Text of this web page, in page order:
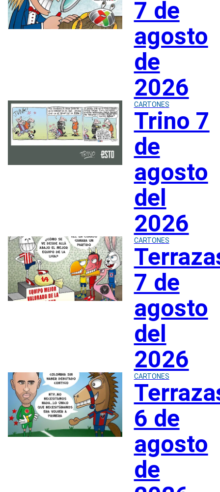
7 de
agosto
de
2026
CARTONES
Trino 7
de
agosto
del
2026
CARTONES
7 de
agosto
del
2026
CARTONES
6 de
agosto
de